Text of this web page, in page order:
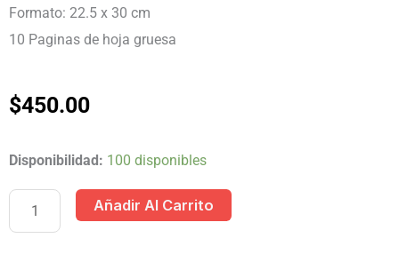
Formato: 22.5 x 30 cm
10 Paginas de hoja gruesa
$450.00
Disponibilidad: 100 disponibles
LIBRO
HISTORIAS
CON
Añadir Al Carrito